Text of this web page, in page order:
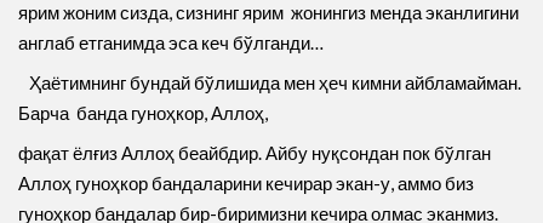
ярим жоним сизда, сизнинг ярим жонингиз менда эканлигини
англаб етганимда эса кеч бўлганди…
Ҳаётимнинг бундай бўлишида мен ҳеч кимни айбламайман.
Барча банда гуноҳкор, Аллоҳ,
фақат ёлғиз Аллоҳ беайбдир. Айбу нуқсондан пок бўлган
Аллоҳ гуноҳкор бандаларини кечирар экан-у, аммо биз
гуноҳкор бандалар бир-биримизни кечира олмас эканмиз.